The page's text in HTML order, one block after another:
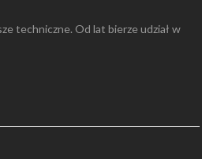
techniczne. Od lat bierze udział w